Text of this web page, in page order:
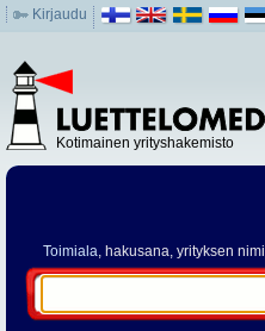
Kirjaudu
Kotimainen yrityshakemisto
Toimiala, hakusana, yrityksen nimi